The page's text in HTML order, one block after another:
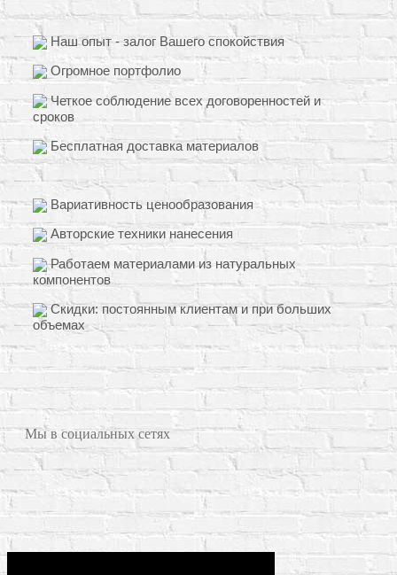
Наш опыт - залог Вашего спокойствия
Огромное портфолио
Четкое соблюдение всех договоренностей и
сроков
Бесплатная доставка материалов
Вариативность ценообразования
Авторские техники нанесения
Работаем материалами из натуральных
компонентов
Скидки: постоянным клиентам и при больших
объемах
Мы в социальных сетях